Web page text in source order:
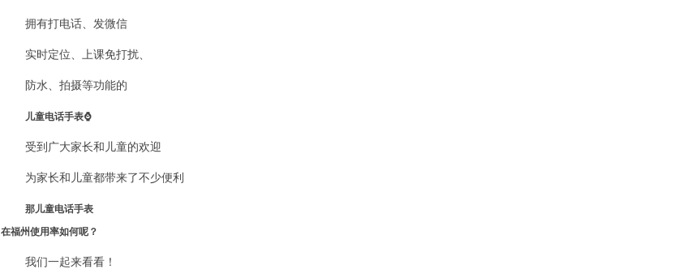
拥有打电话、发微信
实时定位、上课免打扰、
防水、拍摄等功能的
儿童电话手表⌚️
受到广大家长和儿童的欢迎
为家长和儿童都带来了不少便利
那儿童电话手表
在福州使用率如何呢？
我们一起来看看！